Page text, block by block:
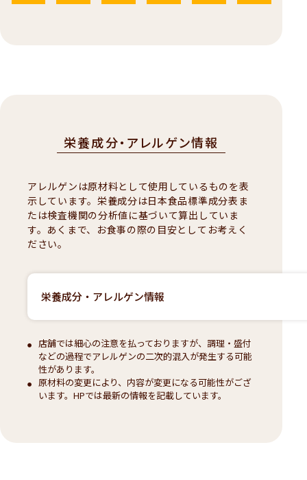
栄養成分・アレルゲン情報
アレルゲンは原材料として使用しているものを表
示しています。栄養成分は日本食品標準成分表ま
たは検査機関の分析値に基づいて算出していま
す。あくまで、お食事の際の目安としてお考えく
ださい。
栄養成分・アレルゲン情報
店舗では細心の注意を払っておりますが、調理・盛付
などの過程でアレルゲンの二次的混入が発生する可能
性があります。
原材料の変更により、内容が変更になる可能性がござ
います。HPでは最新の情報を記載しています。